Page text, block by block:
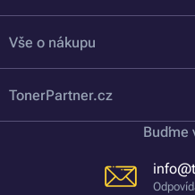
Vše o nákupu
TonerPartner.cz
Buďme